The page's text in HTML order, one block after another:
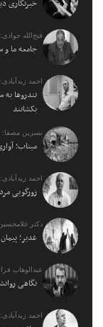
خبرنگاری
فتح‌الله جوادی:
جامعه ما
احمد زیدآبادی:
تندروها
بکشانند
نسرین مصفا:
میناب؛
احمد زیدآبادی:
زورگویی
دکتر
غدیر؛
عبدالوهاب
نگاهی
احمد زیدآبادی: